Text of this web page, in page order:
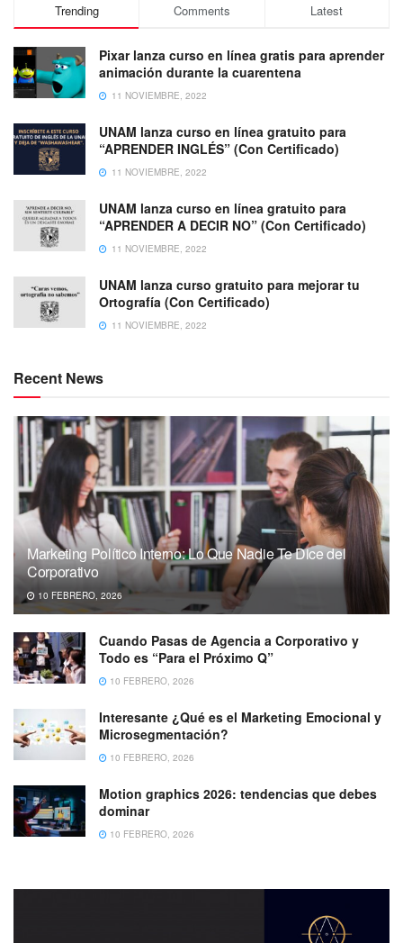
Trending Comments Latest
Pixar lanza curso en línea gratis para aprender
animación durante la cuarentena
11 NOVIEMBRE, 2022
UNAM lanza curso en línea gratuito para
“APRENDER INGLÉS” (Con Certificado)
11 NOVIEMBRE, 2022
UNAM lanza curso en línea gratuito para
“APRENDER A DECIR NO” (Con Certificado)
11 NOVIEMBRE, 2022
UNAM lanza curso gratuito para mejorar tu
Ortografía (Con Certificado)
11 NOVIEMBRE, 2022
Recent News
Marketing Político Interno: Lo Que Nadie Te Dice del
Corporativo
10 FEBRERO, 2026
Cuando Pasas de Agencia a Corporativo y
Todo es “Para el Próximo Q”
10 FEBRERO, 2026
Interesante ¿Qué es el Marketing Emocional y
Microsegmentación?
10 FEBRERO, 2026
Motion graphics 2026: tendencias que debes
dominar
10 FEBRERO, 2026